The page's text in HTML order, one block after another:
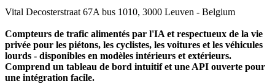
Vital Decosterstraat 67A bus 1010, 3000 Leuven - Belgium
Compteurs de trafic alimentés par l'IA et respectueux de la vie
privée pour les piétons, les cyclistes, les voitures et les véhicules
lourds - disponibles en modèles intérieurs et extérieurs.
Comprend un tableau de bord intuitif et une API ouverte pour
une intégration facile.